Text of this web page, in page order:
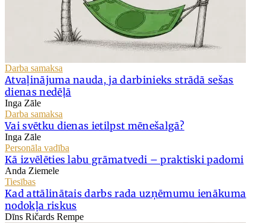
Darba samaksa
Atvaļinājuma nauda, ja darbinieks strādā sešas
dienas nedēļā
Inga Zāle
Darba samaksa
Vai svētku dienas ietilpst mēnešalgā?
Inga Zāle
Personāla vadība
Kā izvēlēties labu grāmatvedi – praktiski padomi
Anda Ziemele
Tiesības
Kad attālinātais darbs rada uzņēmumu ienākuma
nodokļa riskus
Dīns Ričards Rempe